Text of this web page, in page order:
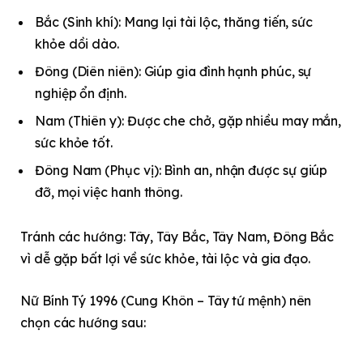
Bắc (Sinh khí): Mang lại tài lộc, thăng tiến, sức
khỏe dồi dào.
Đông (Diên niên): Giúp gia đình hạnh phúc, sự
nghiệp ổn định.
Nam (Thiên y): Được che chở, gặp nhiều may mắn,
sức khỏe tốt.
Đông Nam (Phục vị): Bình an, nhận được sự giúp
đỡ, mọi việc hanh thông.
Tránh các hướng: Tây, Tây Bắc, Tây Nam, Đông Bắc
vì dễ gặp bất lợi về sức khỏe, tài lộc và gia đạo.
Nữ Bính Tý 1996 (Cung Khôn – Tây tứ mệnh) nên
chọn các hướng sau: